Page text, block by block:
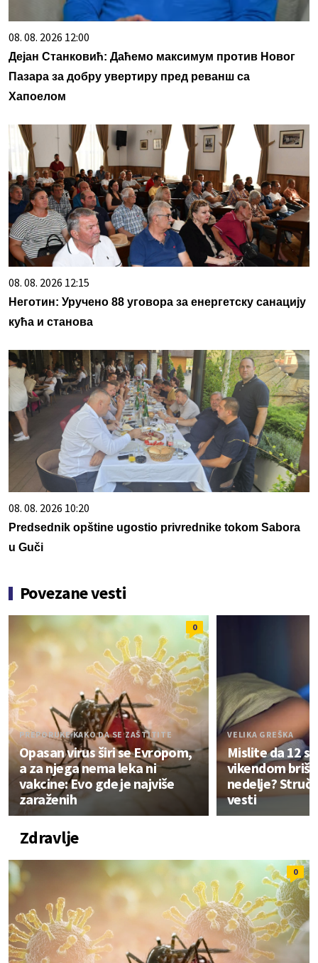
08. 08. 2026 12:00
Дејан Станковић: Даћемо максимум против Новог
Пазара за добру увертиру пред реванш са
Хапоелом
08. 08. 2026 12:15
Неготин: Уручено 88 уговора за енергетску санацију
кућа и станова
08. 08. 2026 10:20
Predsednik opštine ugostio privrednike tokom Sabora
u Guči
Povezane vesti
0
PREPORUKE KAKO DA SE ZAŠTITITE
Opasan virus širi se Evropom,
a za njega nema leka ni
vakcine: Evo gde je najviše
zaraženih
VELIKA GREŠKA
Mislite da 12
vikendom
nedelje?
vesti
Zdravlje
0